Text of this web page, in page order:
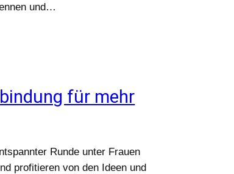
und…
für mehr
Runde unter Frauen
profitieren von den Ideen und